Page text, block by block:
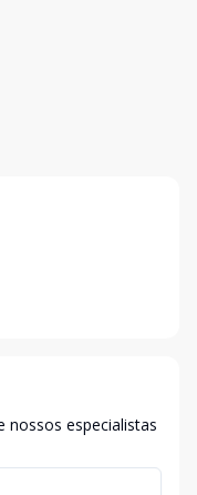
nossos especialistas